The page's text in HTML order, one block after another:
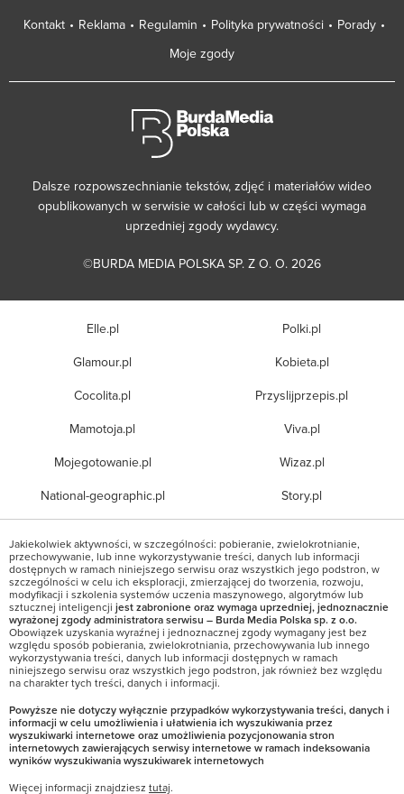
Kontakt Reklama Regulamin Polityka prywatności
Porady
Moje zgody
Dalsze rozpowszechnianie tekstów, zdjęć i materiałów wideo
opublikowanych w serwisie w całości lub w części wymaga
uprzedniej zgody wydawcy.
©BURDA MEDIA POLSKA SP. Z O. O. 2026
Elle.pl
Glamour.pl
Cocolita.pl
Mamotoja.pl
Mojegotowanie.pl
National-geographic.pl
Polki.pl
Kobieta.pl
Przyslijprzepis.pl
Viva.pl
Wizaz.pl
Story.pl
Jakiekolwiek aktywności, w szczególności: pobieranie, zwielokrotnianie,
przechowywanie, lub inne wykorzystywanie treści, danych lub informacji
dostępnych w ramach niniejszego serwisu oraz wszystkich jego podstron, w
szczególności w celu ich eksploracji, zmierzającej do tworzenia, rozwoju,
modyfikacji i szkolenia systemów uczenia maszynowego, algorytmów lub
sztucznej inteligencji jest zabronione oraz wymaga uprzedniej, jednoznacznie
wyrażonej zgody administratora serwisu – Burda Media Polska sp. z o.o.
Obowiązek uzyskania wyraźnej i jednoznacznej zgody wymagany jest bez
względu sposób pobierania, zwielokrotniania, przechowywania lub innego
wykorzystywania treści, danych lub informacji dostępnych w ramach
niniejszego serwisu oraz wszystkich jego podstron, jak również bez względu
na charakter tych treści, danych i informacji.
Powyższe nie dotyczy wyłącznie przypadków wykorzystywania treści, danych i
informacji w celu umożliwienia i ułatwienia ich wyszukiwania przez
wyszukiwarki internetowe oraz umożliwienia pozycjonowania stron
internetowych zawierających serwisy internetowe w ramach indeksowania
wyników wyszukiwania wyszukiwarek internetowych
Więcej informacji znajdziesz tutaj.